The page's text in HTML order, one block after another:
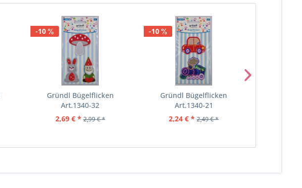
-10
Gründl Bügelflicken
Art.1340-32
2,69 € * 2,99 € *
-10
Gründl Bügelflicken
Art.1340-21
2,24 € * 2,49 € *